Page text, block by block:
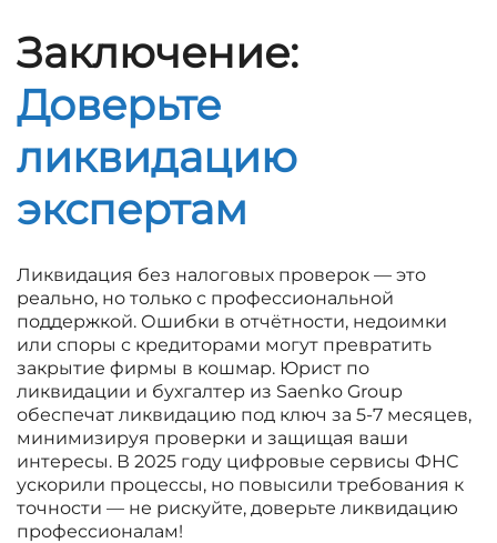
Заключение:
Доверьте
ликвидацию
экспертам
Ликвидация без налоговых проверок — это
реально, но только с профессиональной
поддержкой. Ошибки в отчётности, недоимки
или споры с кредиторами могут превратить
закрытие фирмы в кошмар. Юрист по
ликвидации и бухгалтер из Saenko Group
обеспечат ликвидацию под ключ за 5-7 месяцев,
минимизируя проверки и защищая ваши
интересы. В 2025 году цифровые сервисы ФНС
ускорили процессы, но повысили требования к
точности — не рискуйте, доверьте ликвидацию
профессионалам!